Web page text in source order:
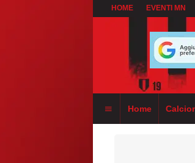
HOME EVENTI MN
Home